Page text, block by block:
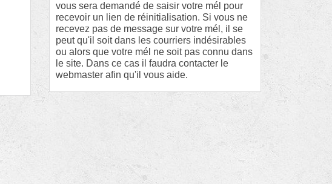
vous sera demandé de saisir votre mél pour
recevoir un lien de réinitialisation. Si vous ne
recevez pas de message sur votre mél, il se
peut qu'il soit dans les courriers indésirables
ou alors que votre mél ne soit pas connu dans
le site. Dans ce cas il faudra contacter le
webmaster afin qu'il vous aide.